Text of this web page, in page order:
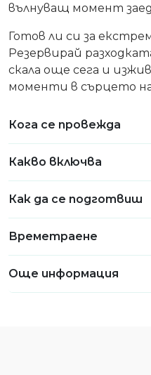
вълнуващ момент
Готов ли си за
Резервирай
скала още сега и
моменти в сърцето
Кога се провежда
Какво включва
Как да се подготвиш
Времетраене
Още информация